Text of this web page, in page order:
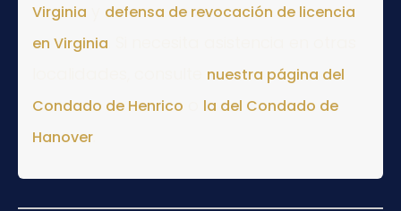
Virginia
defensa de revocación de licencia
en Virginia
nuestra página del
Condado de Henrico
la del Condado de
Hanover